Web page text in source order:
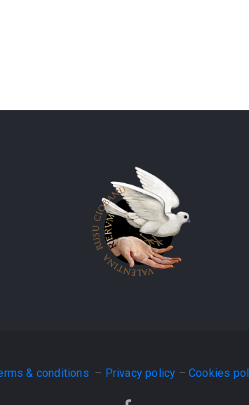
& conditions – Privacy policy –Cookies